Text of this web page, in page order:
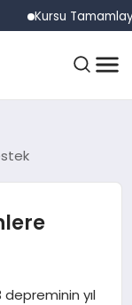
Kursu Tamamlayan
yıl